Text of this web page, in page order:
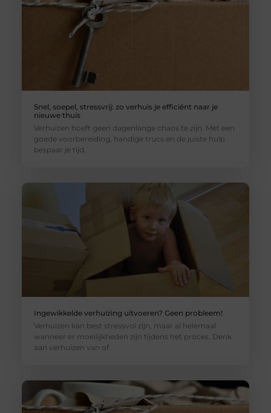
Snel, soepel, stressvrij: zo verhuis je efficiënt naar je
nieuwe thuis
Verhuizen hoeft geen dagenlange chaos te zijn. Met een
goede voorbereiding, handige trucs en de juiste hulp
bespaar je tijd,
Ingewikkelde verhuizing uitvoeren? Geen probleem!
Verhuizen kan best stressvol zijn, maar al helemaal
wanneer er moeilijkheden zijn tijdens het proces. Denk
aan verhuizen van of